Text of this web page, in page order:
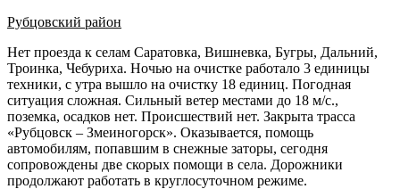
Рубцовский район
Нет проезда к селам Саратовка, Вишневка, Бугры, Дальний,
Троинка, Чебуриха. Ночью на очистке работало 3 единицы
техники, с утра вышло на очистку 18 единиц. Погодная
ситуация сложная. Сильный ветер местами до 18 м/с.,
поземка, осадков нет. Происшествий нет. Закрыта трасса
«Рубцовск – Змеиногорск». Оказывается, помощь
автомобилям, попавшим в снежные заторы, сегодня
сопровождены две скорых помощи в села. Дорожники
продолжают работать в круглосуточном режиме.